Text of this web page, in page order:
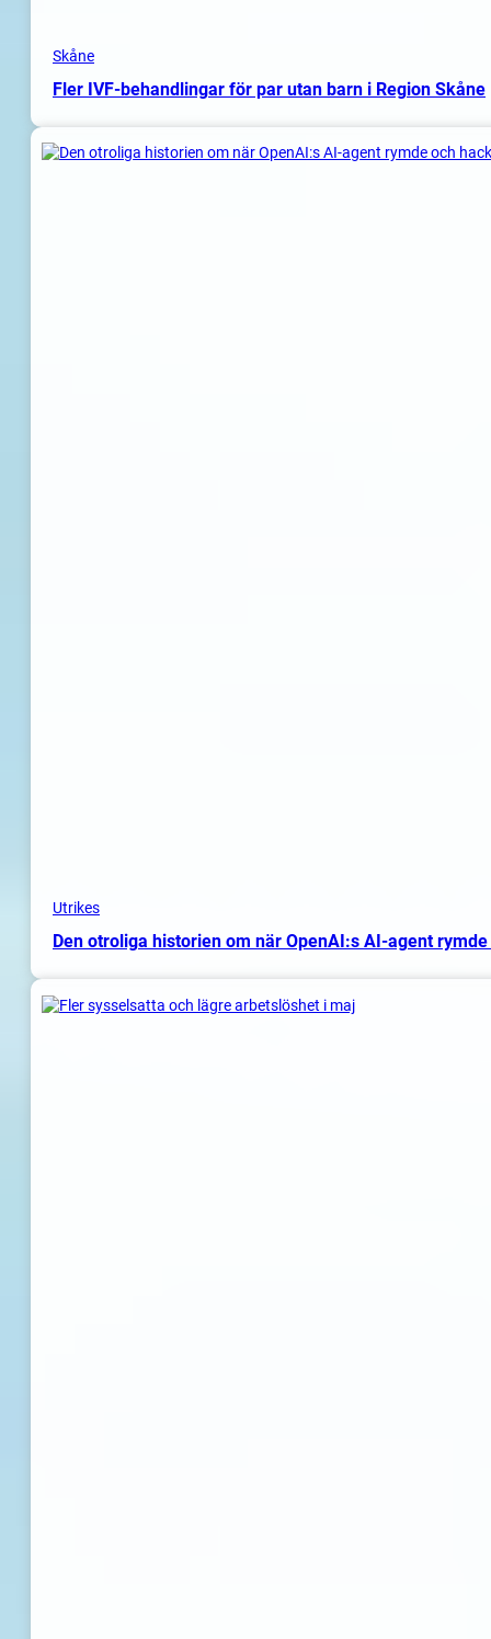
Skåne
Fler IVF-behandlingar för par utan barn i Region Skåne
Utrikes
Den otroliga historien om när OpenAI:s AI-agent